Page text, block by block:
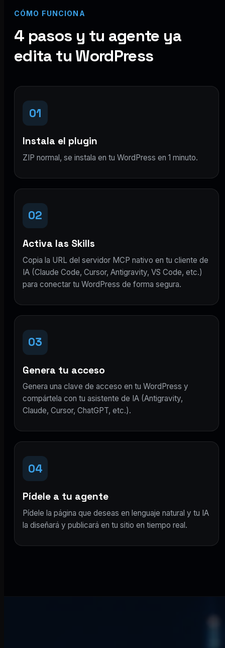
CÓMO FUNCIONA
4 pasos y tu agente ya
edita tu WordPress
01
Instala el plugin
ZIP normal, se instala en tu WordPress en 1 minuto.
02
Activa las Skills
Copia la URL del servidor MCP nativo en tu cliente de
IA (Claude Code, Cursor, Antigravity, VS Code, etc.)
para conectar tu WordPress de forma segura.
03
Genera tu acceso
Genera una clave de acceso en tu WordPress y
compártela con tu asistente de IA (Antigravity,
Claude, Cursor, ChatGPT, etc.).
04
Pídele a tu agente
Pídele la página que deseas en lenguaje natural y tu IA
la diseñará y publicará en tu sitio en tiempo real.